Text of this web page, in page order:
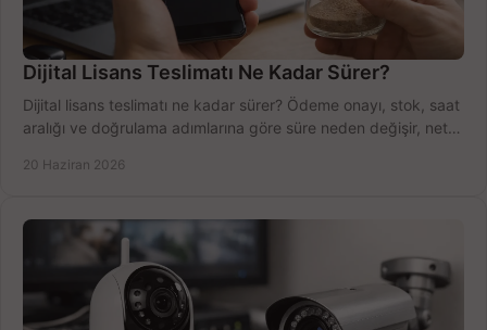
Dijital Lisans Teslimatı Ne Kadar Sürer?
Dijital lisans teslimatı ne kadar sürer? Ödeme onayı, stok, saat
aralığı ve doğrulama adımlarına göre süre neden değişir, net
20 Haziran 2026